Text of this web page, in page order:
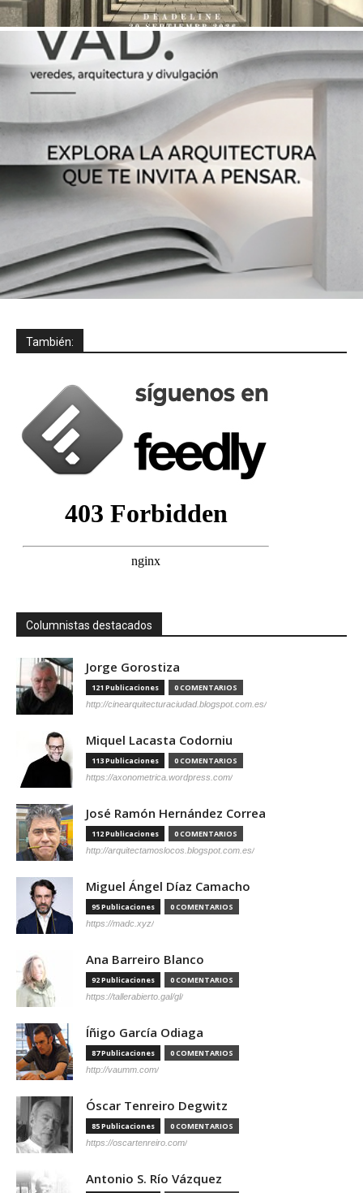
También:
Columnistas destacados
Jorge Gorostiza
121 Publicaciones 0 COMENTARIOS
http://cinearquitecturaciudad.blogspot.com.es/
Miquel Lacasta Codorniu
113 Publicaciones 0 COMENTARIOS
https://axonometrica.wordpress.com/
José Ramón Hernández Correa
112 Publicaciones 0 COMENTARIOS
http://arquitectamoslocos.blogspot.com.es/
Miguel Ángel Díaz Camacho
95 Publicaciones 0 COMENTARIOS
https://madc.xyz/
Ana Barreiro Blanco
92 Publicaciones 0 COMENTARIOS
https://tallerabierto.gal/gl/
Íñigo García Odiaga
87 Publicaciones 0 COMENTARIOS
http://vaumm.com/
Óscar Tenreiro Degwitz
85 Publicaciones 0 COMENTARIOS
https://oscartenreiro.com/
Antonio S. Río Vázquez